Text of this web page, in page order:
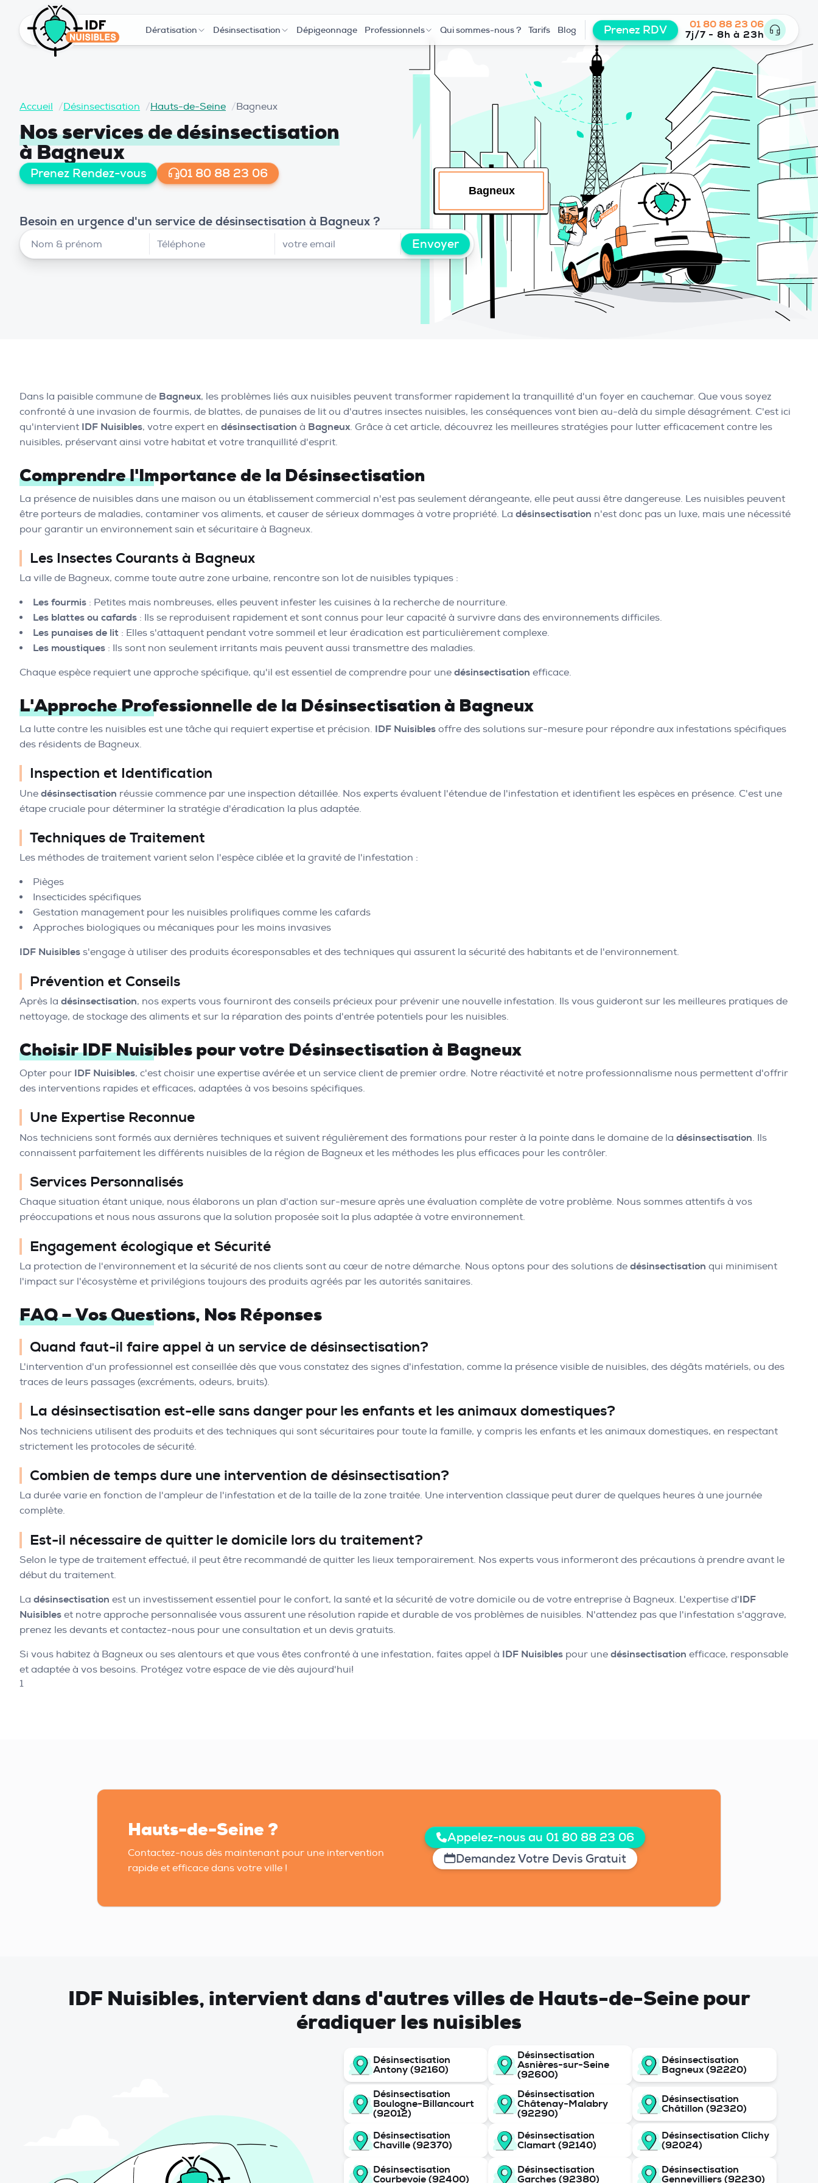
Dératisation Désinsectisation Dépigeonnage Professionnels Qui sommes-nous ? Tarifs Blog Prenez RDV
01 80 88 23 06
7j/7 - 8h à 23h
Accueil /Désinsectisation /Hauts-de-Seine /Bagneux
Nos services de désinsectisation
à Bagneux
Prenez Rendez-vous 01 80 88 23 06
Besoin en urgence d'un service de désinsectisation à Bagneux ?
Envoyer
Dans la paisible commune de Bagneux, les problèmes liés aux nuisibles peuvent transformer rapidement la tranquillité d'un foyer en cauchemar. Que vous soyez
confronté à une invasion de fourmis, de blattes, de punaises de lit ou d'autres insectes nuisibles, les conséquences vont bien au-delà du simple désagrément. C'est ici
qu'intervient IDF Nuisibles, votre expert en désinsectisation à Bagneux. Grâce à cet article, découvrez les meilleures stratégies pour lutter efficacement contre les
nuisibles, préservant ainsi votre habitat et votre tranquillité d'esprit.
Comprendre l'Importance de la Désinsectisation
La présence de nuisibles dans une maison ou un établissement commercial n'est pas seulement dérangeante, elle peut aussi être dangereuse. Les nuisibles peuvent
être porteurs de maladies, contaminer vos aliments, et causer de sérieux dommages à votre propriété. La désinsectisation n'est donc pas un luxe, mais une nécessité
pour garantir un environnement sain et sécuritaire à Bagneux.
Les Insectes Courants à Bagneux
La ville de Bagneux, comme toute autre zone urbaine, rencontre son lot de nuisibles typiques :
Les fourmis : Petites mais nombreuses, elles peuvent infester les cuisines à la recherche de nourriture.
Les blattes ou cafards : Ils se reproduisent rapidement et sont connus pour leur capacité à survivre dans des environnements difficiles.
Les punaises de lit : Elles s'attaquent pendant votre sommeil et leur éradication est particulièrement complexe.
Les moustiques : Ils sont non seulement irritants mais peuvent aussi transmettre des maladies.
Chaque espèce requiert une approche spécifique, qu'il est essentiel de comprendre pour une désinsectisation efficace.
L'Approche Professionnelle de la Désinsectisation à Bagneux
La lutte contre les nuisibles est une tâche qui requiert expertise et précision. IDF Nuisibles offre des solutions sur-mesure pour répondre aux infestations spécifiques
des résidents de Bagneux.
Inspection et Identification
Une désinsectisation réussie commence par une inspection détaillée. Nos experts évaluent l'étendue de l'infestation et identifient les espèces en présence. C'est une
étape cruciale pour déterminer la stratégie d'éradication la plus adaptée.
Techniques de Traitement
Les méthodes de traitement varient selon l'espèce ciblée et la gravité de l'infestation :
Pièges
Insecticides spécifiques
Gestation management pour les nuisibles prolifiques comme les cafards
Approches biologiques ou mécaniques pour les moins invasives
IDF Nuisibles s'engage à utiliser des produits écoresponsables et des techniques qui assurent la sécurité des habitants et de l'environnement.
Prévention et Conseils
Après la désinsectisation, nos experts vous fourniront des conseils précieux pour prévenir une nouvelle infestation. Ils vous guideront sur les meilleures pratiques de
nettoyage, de stockage des aliments et sur la réparation des points d'entrée potentiels pour les nuisibles.
Choisir IDF Nuisibles pour votre Désinsectisation à Bagneux
Opter pour IDF Nuisibles, c'est choisir une expertise avérée et un service client de premier ordre. Notre réactivité et notre professionnalisme nous permettent d'offrir
des interventions rapides et efficaces, adaptées à vos besoins spécifiques.
Une Expertise Reconnue
Nos techniciens sont formés aux dernières techniques et suivent régulièrement des formations pour rester à la pointe dans le domaine de la désinsectisation. Ils
connaissent parfaitement les différents nuisibles de la région de Bagneux et les méthodes les plus efficaces pour les contrôler.
Services Personnalisés
Chaque situation étant unique, nous élaborons un plan d'action sur-mesure après une évaluation complète de votre problème. Nous sommes attentifs à vos
préoccupations et nous nous assurons que la solution proposée soit la plus adaptée à votre environnement.
Engagement écologique et Sécurité
La protection de l'environnement et la sécurité de nos clients sont au cœur de notre démarche. Nous optons pour des solutions de désinsectisation qui minimisent
l'impact sur l'écosystème et privilégions toujours des produits agréés par les autorités sanitaires.
FAQ – Vos Questions, Nos Réponses
Quand faut-il faire appel à un service de désinsectisation?
L'intervention d'un professionnel est conseillée dès que vous constatez des signes d'infestation, comme la présence visible de nuisibles, des dégâts matériels, ou des
traces de leurs passages (excréments, odeurs, bruits).
La désinsectisation est-elle sans danger pour les enfants et les animaux domestiques?
Nos techniciens utilisent des produits et des techniques qui sont sécuritaires pour toute la famille, y compris les enfants et les animaux domestiques, en respectant
strictement les protocoles de sécurité.
Combien de temps dure une intervention de désinsectisation?
La durée varie en fonction de l'ampleur de l'infestation et de la taille de la zone traitée. Une intervention classique peut durer de quelques heures à une journée
complète.
Est-il nécessaire de quitter le domicile lors du traitement?
Selon le type de traitement effectué, il peut être recommandé de quitter les lieux temporairement. Nos experts vous informeront des précautions à prendre avant le
début du traitement.
La désinsectisation est un investissement essentiel pour le confort, la santé et la sécurité de votre domicile ou de votre entreprise à Bagneux. L'expertise d'IDF
Nuisibles et notre approche personnalisée vous assurent une résolution rapide et durable de vos problèmes de nuisibles. N'attendez pas que l'infestation s'aggrave,
prenez les devants et contactez-nous pour une consultation et un devis gratuits.
Si vous habitez à Bagneux ou ses alentours et que vous êtes confronté à une infestation, faites appel à IDF Nuisibles pour une désinsectisation efficace, responsable
et adaptée à vos besoins. Protégez votre espace de vie dès aujourd'hui!
1
Hauts-de-Seine ?
Contactez-nous dès maintenant pour une intervention
rapide et efficace dans votre ville !
Appelez-nous au 01 80 88 23 06
Demandez Votre Devis Gratuit
IDF Nuisibles, intervient dans d'autres villes de Hauts-de-Seine pour
éradiquer les nuisibles
Désinsectisation
Antony (92160)
Désinsectisation
Asnières-sur-Seine
(92600)
Désinsectisation
Bagneux (92220)
Désinsectisation
Boulogne-Billancourt
(92012)
Désinsectisation
Châtenay-Malabry
(92290)
Désinsectisation
Châtillon (92320)
Désinsectisation
Chaville (92370)
Désinsectisation
Clamart (92140)
Désinsectisation Clichy
(92024)
Désinsectisation
Courbevoie (92400)
Désinsectisation
Garches (92380)
Désinsectisation
Gennevilliers (92230)